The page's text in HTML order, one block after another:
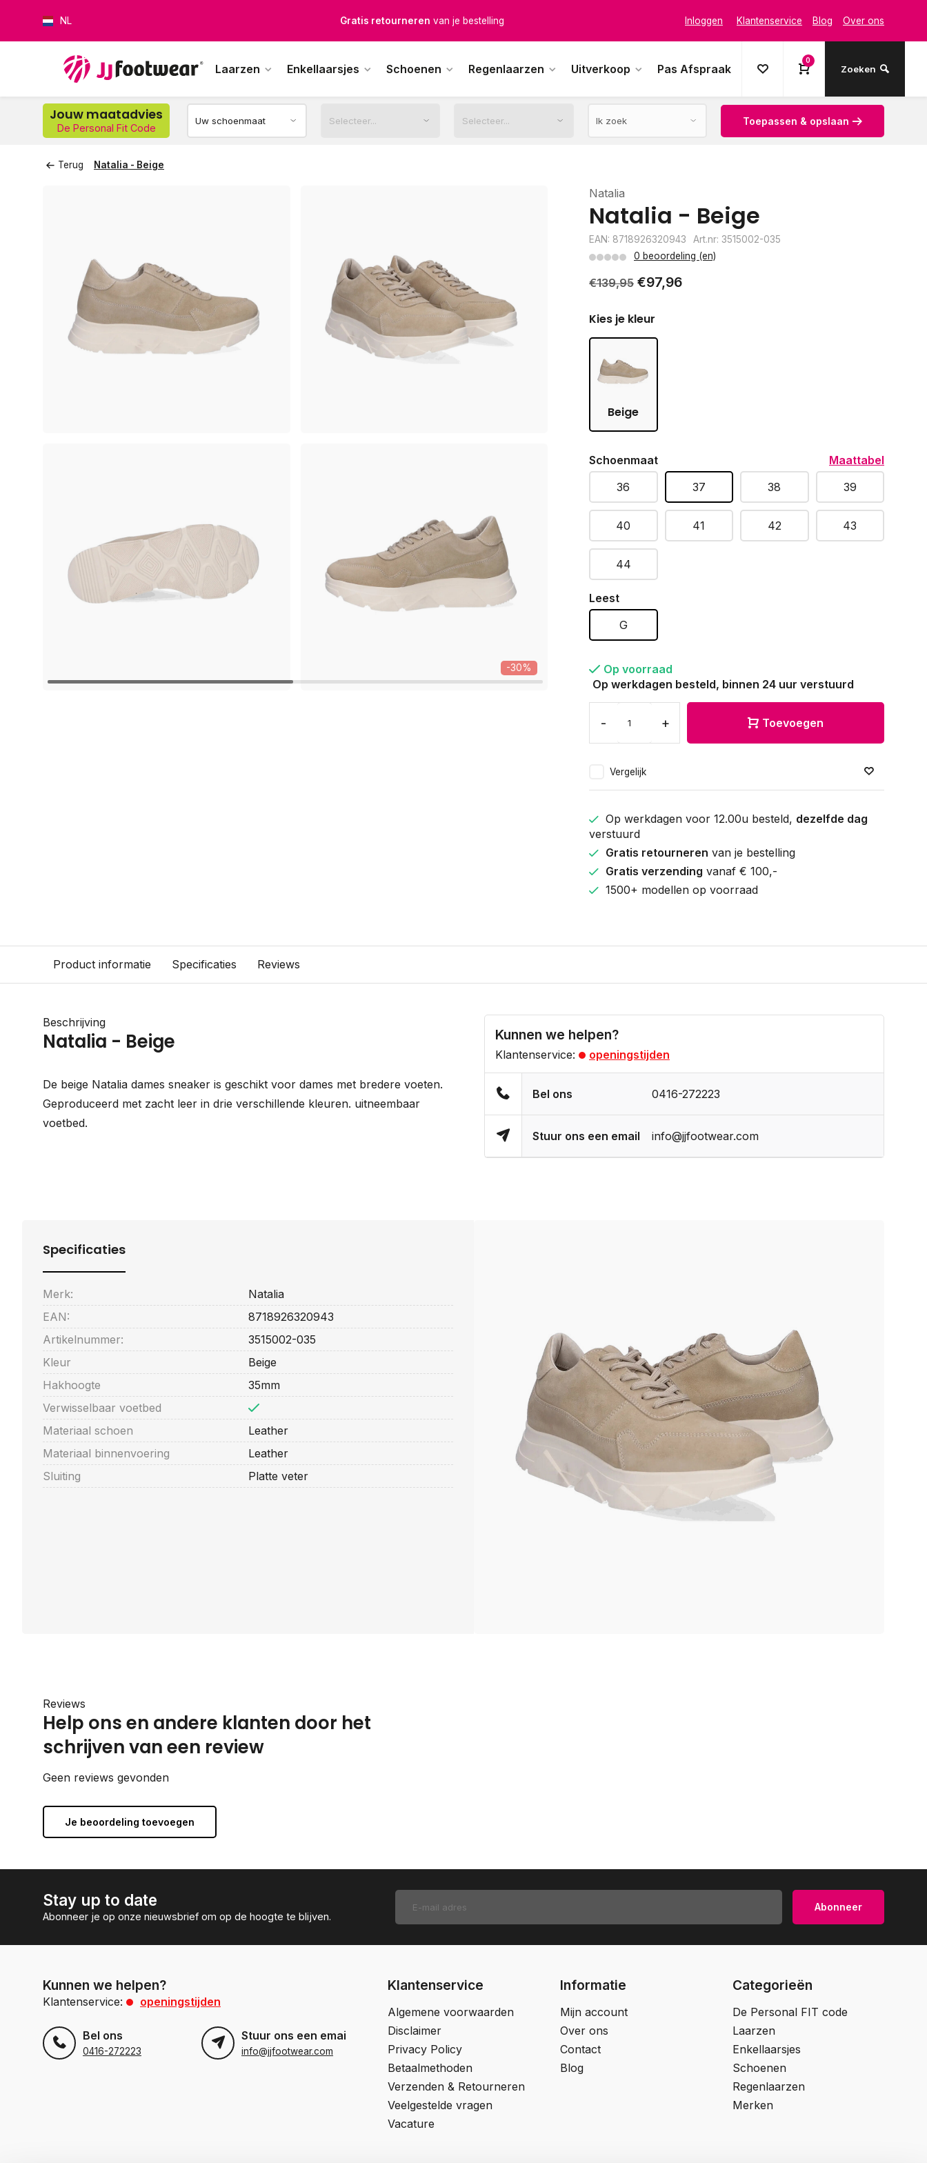
NL Gratis retourneren van je bestelling Inloggen Klantenservice Blog Over ons
Laarzen Enkellaarsjes Schoenen Regenlaarzen Uitverkoop Pas Afspraak
0
Zoeken
Jouw maatadvies
De Personal Fit Code
Toepassen & opslaan
Terug Natalia - Beige
-30%
Natalia
Natalia - Beige
EAN: 8718926320943
Art.nr: 3515002-035
0 beoordeling (en)
€139,95 €97,96
Kies je kleur
Beige
Schoenmaat
Maattabel
36
37 38 39
40 41 42 43
44
Leest
G
Op voorraad
Op werkdagen besteld, binnen 24 uur verstuurd
- + Toevoegen
Vergelijk
Op werkdagen voor 12.00u besteld, dezelfde dag
verstuurd
Gratis retourneren van je bestelling
Gratis verzending vanaf € 100,-
1500+ modellen op voorraad
Product informatie Specificaties Reviews
Beschrijving
Natalia - Beige
De beige Natalia dames sneaker is geschikt voor dames met bredere voeten.
Geproduceerd met zacht leer in drie verschillende kleuren. uitneembaar
voetbed.
Kunnen we helpen?
Klantenservice: openingstijden
Bel ons 0416-272223
Stuur ons een email info@jjfootwear.com
Specificaties
Merk:
Natalia
EAN:
8718926320943
Artikelnummer:
3515002-035
Kleur
Beige
Hakhoogte
35mm
Verwisselbaar voetbed
Materiaal schoen
Leather
Materiaal binnenvoering
Leather
Sluiting
Platte veter
Reviews
Help ons en andere klanten door het
schrijven van een review
Geen reviews gevonden
Je beoordeling toevoegen
Stay up to date
Abonneer je op onze nieuwsbrief om op de hoogte te blijven.
Abonneer
Kunnen we helpen?
Klantenservice: openingstijden
Bel ons
0416-272223
Stuur ons een email
info@jjfootwear.com
Klantenservice
Algemene voorwaarden
Disclaimer
Privacy Policy
Betaalmethoden
Verzenden & Retourneren
Veelgestelde vragen
Vacature
Informatie
Mijn account
Over ons
Contact
Blog
Categorieën
De Personal FIT code
Laarzen
Enkellaarsjes
Schoenen
Regenlaarzen
Merken